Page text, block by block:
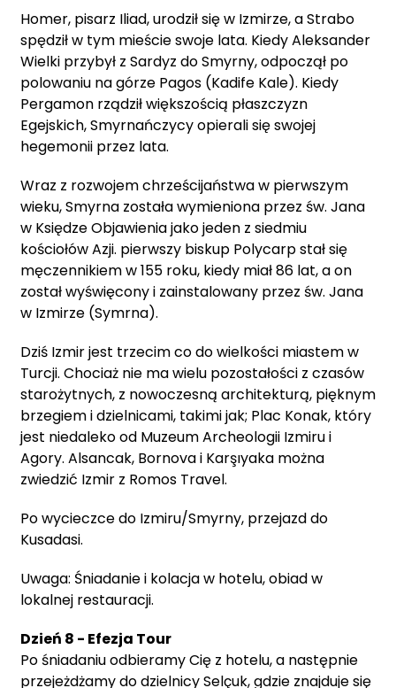
Homer, pisarz Iliad, urodził się w Izmirze, a Strabo
spędził w tym mieście swoje lata. Kiedy Aleksander
Wielki przybył z Sardyz do Smyrny, odpoczął po
polowaniu na górze Pagos (Kadife Kale). Kiedy
Pergamon rządził większością płaszczyzn
Egejskich, Smyrnańczycy opierali się swojej
hegemonii przez lata.
Wraz z rozwojem chrześcijaństwa w pierwszym
wieku, Smyrna została wymieniona przez św. Jana
w Księdze Objawienia jako jeden z siedmiu
kościołów Azji. pierwszy biskup Polycarp stał się
męczennikiem w 155 roku, kiedy miał 86 lat, a on
został wyświęcony i zainstalowany przez św. Jana
w Izmirze (Symrna).
Dziś Izmir jest trzecim co do wielkości miastem w
Turcji. Chociaż nie ma wielu pozostałości z czasów
starożytnych, z nowoczesną architekturą, pięknym
brzegiem i dzielnicami, takimi jak; Plac Konak, który
jest niedaleko od Muzeum Archeologii Izmiru i
Agory. Alsancak, Bornova i Karşıyaka można
zwiedzić Izmir z Romos Travel.
Po wycieczce do Izmiru/Smyrny, przejazd do
Kusadasi.
Uwaga: Śniadanie i kolacja w hotelu, obiad w
lokalnej restauracji.
Dzień 8 - Efezja Tour
Po śniadaniu odbieramy Cię z hotelu, a następnie
przejeżdżamy do dzielnicy Selçuk, gdzie znajduje się